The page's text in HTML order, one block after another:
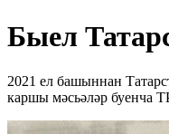
Быел
2021 ел башыннан
каршы мәсьәләр буенча